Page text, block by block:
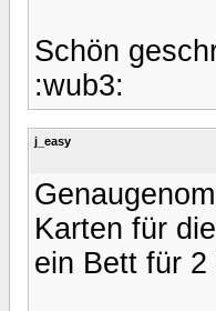
Schön
:wub3:
j_easy
Karten für
ein Bett für